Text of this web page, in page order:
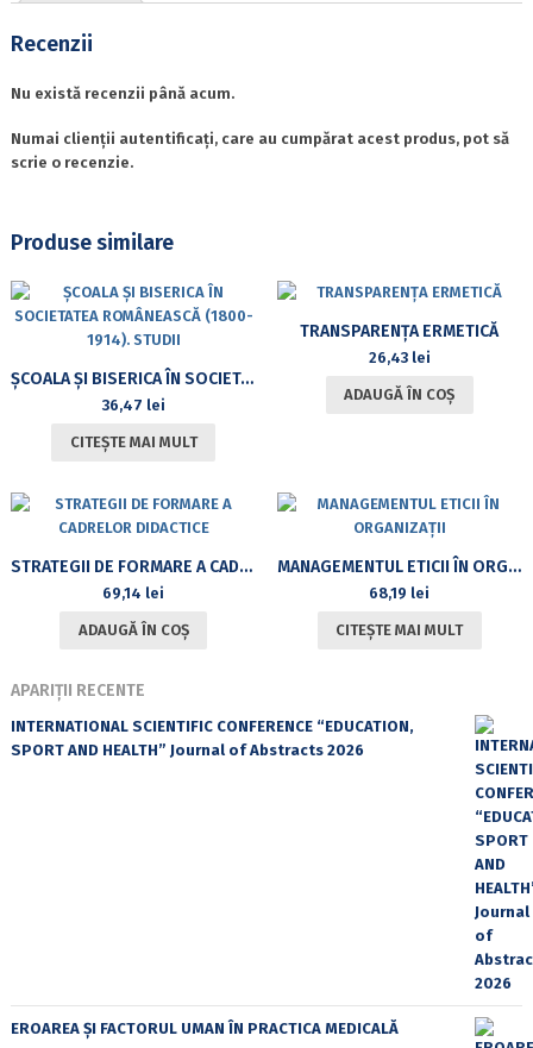
REFORMA
(1948/1949)
Recenzii
Nu există recenzii până acum.
Numai clienții autentificați, care au cumpărat acest produs, pot să
scrie o recenzie.
Produse similare
ȘCOALA ȘI BISERICA ÎN SOCIETATEA ROMÂNEASCĂ (1800-1914). STUDII
36,47 lei
CITEȘTE MAI MULT
TRANSPARENȚA ERMETICĂ
26,43 lei
ADAUGĂ ÎN COȘ
STRATEGII DE FORMARE A CADRELOR DIDACTICE
69,14 lei
ADAUGĂ ÎN COȘ
MANAGEMENTUL ETICII ÎN ORGANIZAȚII
68,19 lei
CITEȘTE MAI MULT
APARIȚII RECENTE
INTERNATIONAL SCIENTIFIC CONFERENCE “EDUCATION,
SPORT AND HEALTH” Journal of Abstracts 2026
EROAREA ȘI FACTORUL UMAN ÎN PRACTICA MEDICALĂ